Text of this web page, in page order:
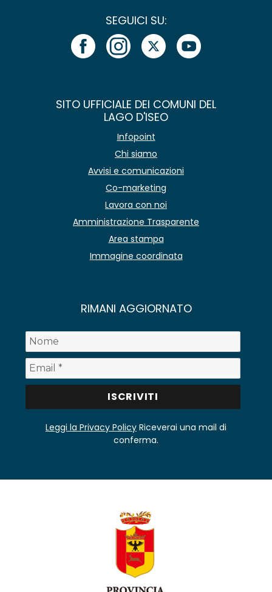
SEGUICI SU:
SITO UFFICIALE DEI COMUNI DEL
LAGO D'ISEO
Infopoint
Chi siamo
Avvisi e comunicazioni
Co-marketing
Lavora con noi
Amministrazione Trasparente
Area stampa
Immagine coordinata
RIMANI AGGIORNATO
Leggi la Privacy Policy Riceverai una mail di
conferma.